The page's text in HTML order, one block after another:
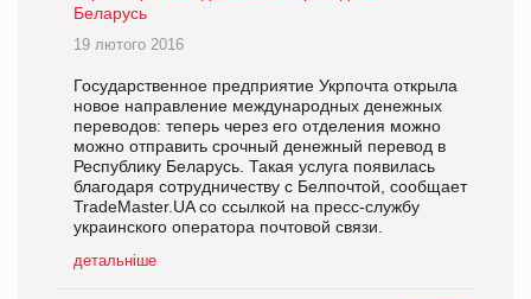
Беларусь
19 лютого 2016
Государственное предприятие Укрпочта открыла
новое направление международных денежных
переводов: теперь через его отделения можно
можно отправить срочный денежный перевод в
Республику Беларусь. Такая услуга появилась
благодаря сотрудничеству с Белпочтой, сообщает
TradeMaster.UA со ссылкой на пресс-службу
украинского оператора почтовой связи.
детальніше